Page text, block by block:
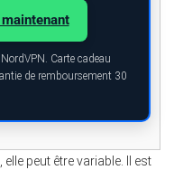
Carte cadeau
de remboursement 30
peut être variable. Il est